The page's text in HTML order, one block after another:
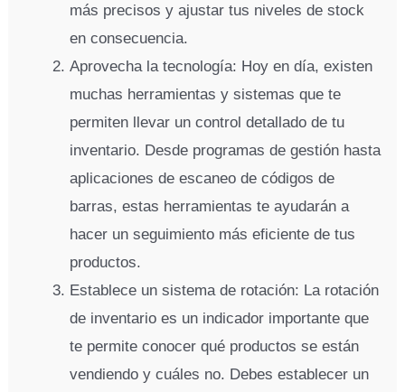
más precisos y ajustar tus niveles de stock
en consecuencia.
Aprovecha la tecnología: Hoy en día, existen
muchas herramientas y sistemas que te
permiten llevar un control detallado de tu
inventario. Desde programas de gestión hasta
aplicaciones de escaneo de códigos de
barras, estas herramientas te ayudarán a
hacer un seguimiento más eficiente de tus
productos.
Establece un sistema de rotación: La rotación
de inventario es un indicador importante que
te permite conocer qué productos se están
vendiendo y cuáles no. Debes establecer un